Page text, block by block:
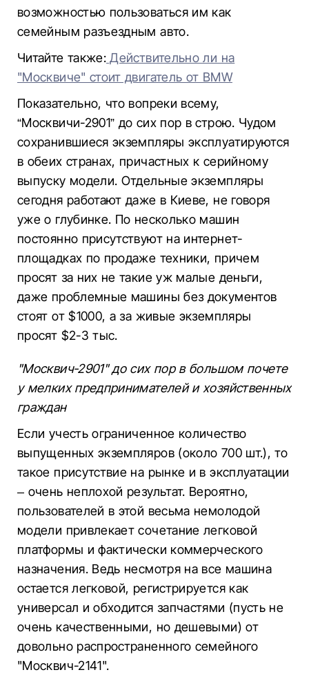
возможностью пользоваться им как
семейным разъездным авто.
Читайте также: Действительно ли на
"Москвиче" стоит двигатель от BMW
Показательно, что вопреки всему,
“Москвичи-2901” до сих пор в строю. Чудом
сохранившиеся экземпляры эксплуатируются
в обеих странах, причастных к серийному
выпуску модели. Отдельные экземпляры
сегодня работают даже в Киеве, не говоря
уже о глубинке. По несколько машин
постоянно присутствуют на интернет-
площадках по продаже техники, причем
просят за них не такие уж малые деньги,
даже проблемные машины без документов
стоят от $1000, а за живые экземпляры
просят $2-3 тыс.
"Москвич-2901" до сих пор в большом почете
у мелких предпринимателей и хозяйственных
граждан
Если учесть ограниченное количество
выпущенных экземпляров (около 700 шт.), то
такое присутствие на рынке и в эксплуатации
– очень неплохой результат. Вероятно,
пользователей в этой весьма немолодой
модели привлекает сочетание легковой
платформы и фактически коммерческого
назначения. Ведь несмотря на все машина
остается легковой, регистрируется как
универсал и обходится запчастями (пусть не
очень качественными, но дешевыми) от
довольно распространенного семейного
"Москвич-2141".